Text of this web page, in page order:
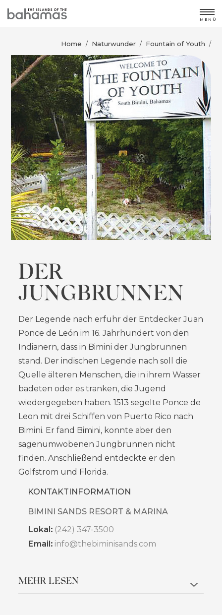
MENÜ
Home / Naturwunder / Fountain of Youth /
DER
JUNGBRUNNEN
Der Legende nach erfuhr der Entdecker Juan
Ponce de León im 16. Jahrhundert von den
Indianern, dass in Bimini der Jungbrunnen
stand. Der indischen Legende nach soll die
Quelle älteren Menschen, die in ihrem Wasser
badeten oder es tranken, die Jugend
wiedergegeben haben. 1513 segelte Ponce de
Leon mit drei Schiffen von Puerto Rico nach
Bimini. Er fand Bimini, konnte aber den
sagenumwobenen Jungbrunnen nicht
finden. Anschließend entdeckte er den
Golfstrom und Florida.
KONTAKTINFORMATION
BIMINI SANDS RESORT & MARINA
Lokal: (242) 347-3500
Email: info@thebiminisands.com
MEHR LESEN